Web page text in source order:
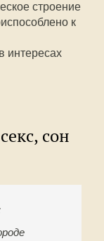
строение
к
интересах
сон